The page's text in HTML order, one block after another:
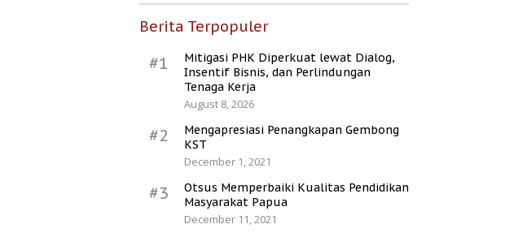
Berita Terpopuler
#1
Mitigasi PHK Diperkuat lewat Dialog,
Insentif Bisnis, dan Perlindungan
Tenaga Kerja
August 8, 2026
#2
Mengapresiasi Penangkapan Gembong
KST
December 1, 2021
#3
Otsus Memperbaiki Kualitas Pendidikan
Masyarakat Papua
December 11, 2021